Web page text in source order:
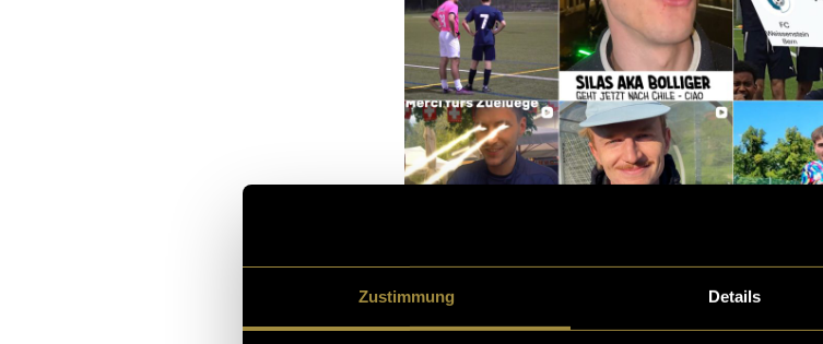
Zustimmung Details